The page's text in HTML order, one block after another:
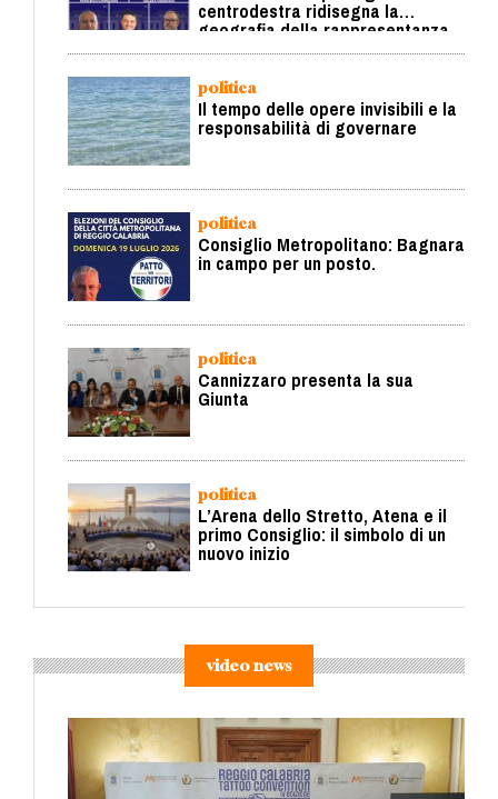
centrodestra ridisegna la
geografia della rappresentanza
politica
Il tempo delle opere invisibili e la
responsabilità di governare
politica
Consiglio Metropolitano: Bagnara
in campo per un posto.
politica
Cannizzaro presenta la sua
Giunta
politica
L’Arena dello Stretto, Atena e il
primo Consiglio: il simbolo di un
nuovo inizio
video news